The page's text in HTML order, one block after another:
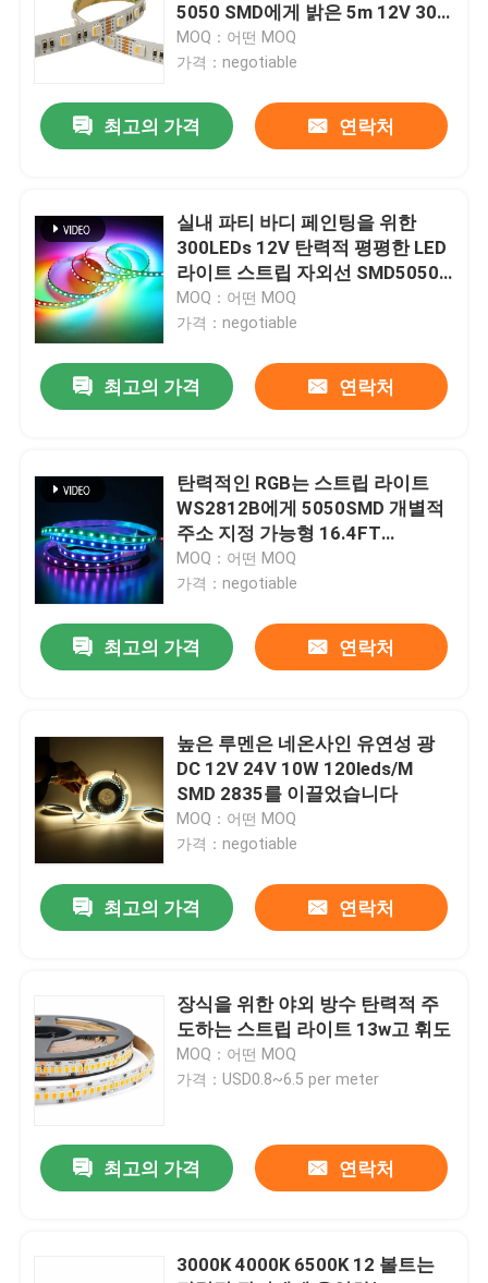
제품 소개
동영상
회사 소개
품질 관리
연락처
뉴스
LED 네온사인 스트립 라이트
네온사인 신축성 스트립 불빛
실리콘 네온사인 스트립 라이트
탄력적 주도하는 스트립 라이트
내각 주도하는 스트립 라이트 하에
5050 SMD에게 밝은 5m 12V 300
레드스를 보내게 했습니다
MOQ：어떤 MOQ
가격：negotiable
최고의 가격 연락처
실내 파티 바디 페인팅을 위한
300LEDs 12V 탄력적 평평한 LED
라이트 스트립 자외선 SMD5050
16.4 Ft/5m
MOQ：어떤 MOQ
가격：negotiable
최고의 가격 연락처
탄력적인 RGB는 스트립 라이트
WS2812B에게 5050SMD 개별적
주소 지정 가능형 16.4FT
60Pixels/M 300Pixels 발광다이
오드 픽셀 스트립을 보내게 했습니
MOQ：어떤 MOQ
가격：negotiable
최고의 가격 연락처
높은 루멘은 네온사인 유연성 광
DC 12V 24V 10W 120leds/M
SMD 2835를 이끌었습니다
MOQ：어떤 MOQ
가격：negotiable
최고의 가격 연락처
장식을 위한 야외 방수 탄력적 주
도하는 스트립 라이트 13w고 휘도
MOQ：어떤 MOQ
가격：USD0.8~6.5 per meter
최고의 가격 연락처
3000K 4000K 6500K 12 볼트는